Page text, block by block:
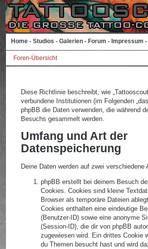
Home - Studios - Galerien - Forum - Impressum -
Foren-Übersicht
Diese Richtlinie beschreibt, wie
verbundene Institutionen (im Folgenden
phpBB die Daten verwenden, die während
Besuchs gesammelt werden.
Umfang und Art der
Datenspeicherung
Deine Daten werden auf zwei verschiedene
phpBB erstellt bei deinem Besuch
Cookies. Cookies sind kleine
Browser als temporäre Dateien
Cookies enthalten eine eindeutige
(Benutzer-ID) sowie eine anonyme
(Session-ID), die dir von phpBB
zugewiesen wird. Ein drittes Cookie
du Themen besucht hast und wird